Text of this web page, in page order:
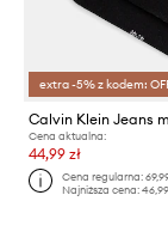
extra -5% z kodem:
Calvin Klein Jeans
Cena aktualna:
44,99 zł
Cena regularna:
Najniższa cena: